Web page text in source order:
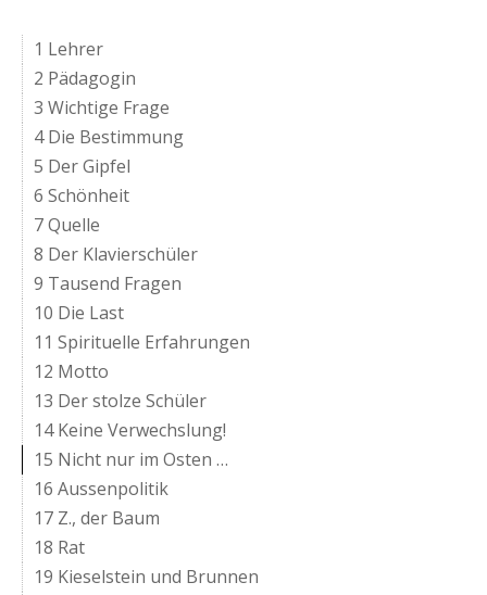
1 Lehrer
2 Pädagogin
3 Wichtige Frage
4 Die Bestimmung
5 Der Gipfel
6 Schönheit
7 Quelle
8 Der Klavierschüler
9 Tausend Fragen
10 Die Last
11 Spirituelle Erfahrungen
12 Motto
13 Der stolze Schüler
14 Keine Verwechslung!
15 Nicht nur im Osten …
16 Aussenpolitik
17 Z., der Baum
18 Rat
19 Kieselstein und Brunnen